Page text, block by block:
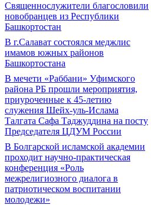
Священнослужители благословили
новобранцев из Республики
Башкортостан
В г.Салават состоялся меджлис
имамов южных районов
Башкортостана
В мечети «Раббани» Уфимского
района РБ прошли мероприятия,
приуроченные к 45-летию
служения Шейх-уль-Ислама
Талгата Сафа Таджуддина на посту
Председателя ЦДУМ России
В Болгарской исламской академии
проходит научно-практическая
конференция «Роль
межрелигиозного диалога в
патриотическом воспитании
молодежи»